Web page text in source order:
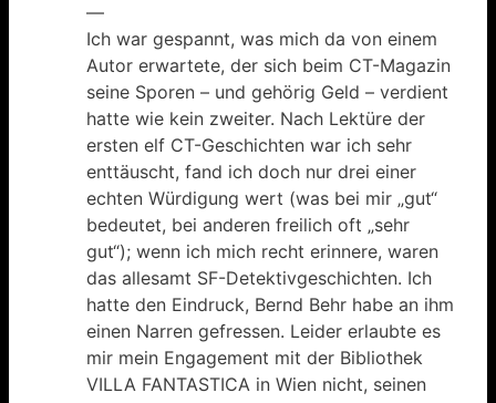
—
Ich war gespannt, was mich da von einem
Autor erwartete, der sich beim CT-Magazin
seine Sporen – und gehörig Geld – verdient
hatte wie kein zweiter. Nach Lektüre der
ersten elf CT-Geschichten war ich sehr
enttäuscht, fand ich doch nur drei einer
echten Würdigung wert (was bei mir „gut“
bedeutet, bei anderen freilich oft „sehr
gut“); wenn ich mich recht erinnere, waren
das allesamt SF-Detektivgeschichten. Ich
hatte den Eindruck, Bernd Behr habe an ihm
einen Narren gefressen. Leider erlaubte es
mir mein Engagement mit der Bibliothek
VILLA FANTASTICA in Wien nicht, seinen